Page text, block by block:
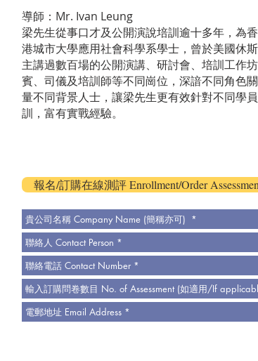
導師：Mr. Ivan Leung
梁先生從事口才及公開演說培訓逾十多年，為
港城市大學應用社會科學系學士，曾於美國休
主講過數百場的公開演講、研討會、培訓工作
賓、司儀及培訓師等不同崗位，深諳不同角色
量不同背景人士，讓梁先生更有效針對不同學
訓，富有實戰經驗。
報名/訂購在線測評 Enrollment/Order